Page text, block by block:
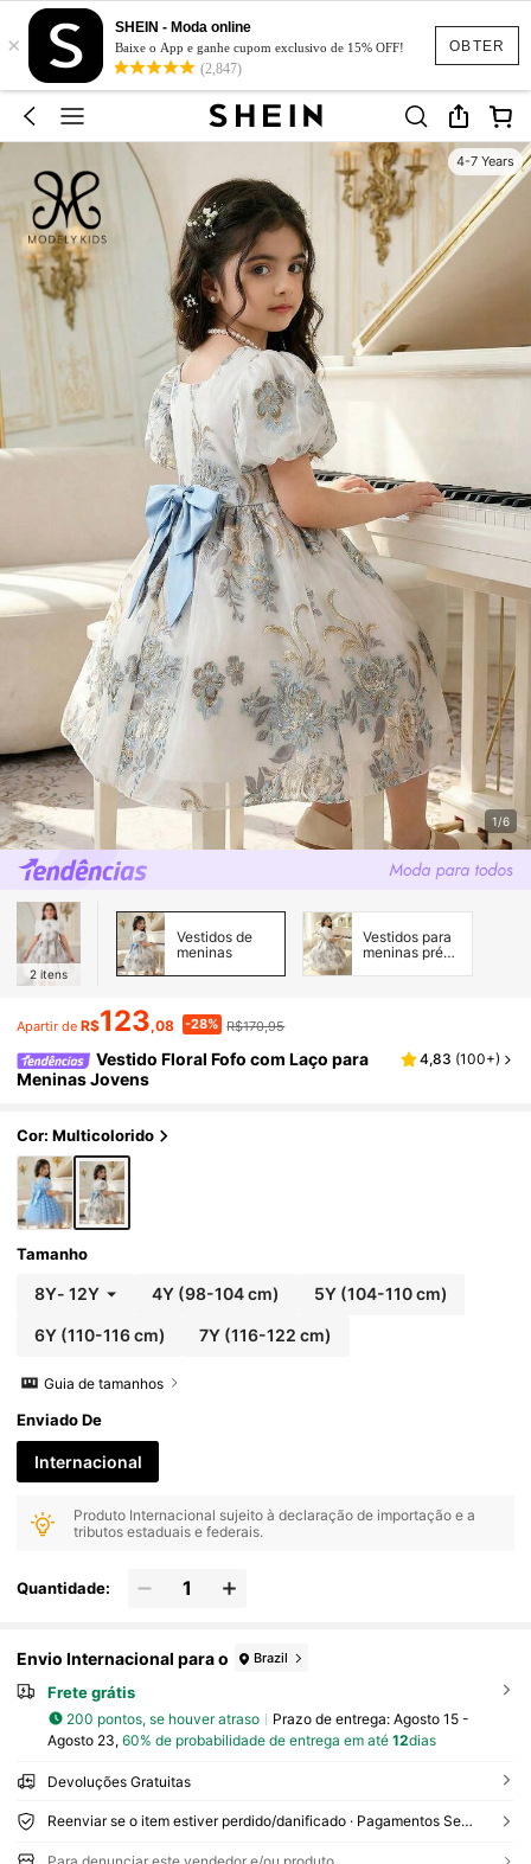
OBTER
×
SHEIN - Moda online
Baixe o App e ganhe cupom exclusivo de 15% OFF!
(2,847)
4-7 Years
1/6
2 itens
Vestidos de
meninas
Vestidos para
meninas pré-
Apartir de R$123,08 -28% R$170,95
Vestido Floral Fofo com Laço para
Meninas Jovens
4,83 (100+)
Cor: Multicolorido
Tamanho
8Y- 12Y 4Y (98-104 cm) 5Y (104-110 cm)
6Y(110-116 cm) 7Y (116-122 cm)
Guia de tamanhos
Enviado De
Internacional
Produto Internacional sujeito à declaração de importação e a
tributos estaduais e federais.
Quantidade:
Envio Internacional para o Brazil
Frete grátis
200 pontos, se houver atraso Prazo de entrega: Agosto 15 -
Agosto 23, 60% de probabilidade de entrega em até 12dias
Devoluções Gratuitas
Reenviar se o item estiver perdido/danificado · Pagamentos Seguros · Proteção de privacidade